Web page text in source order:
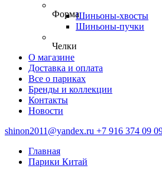
ФормаШиньоны-хвосты
Шиньоны-пучки
Челки
О магазине
Доставка и оплата
Все о париках
Бренды и коллекции
Контакты
Новости
shinon2011@yandex.ru +7 916 374 09
Главная
Парики Китай